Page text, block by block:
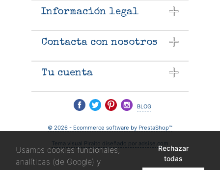
Información legal
Contacta con nosotros
Tu cuenta
blog
© 2026 - Ecommerce software by PrestaShop™
Tema visual Piraito diseñado por adsise.com
Usamos cookies funcionales,
analíticas (de Google) y
Rechazar
todas